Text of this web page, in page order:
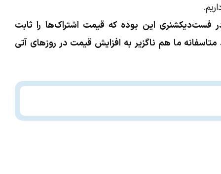
این بوده که قیمت اشتراک‌ها را ثابت
متاسفانه ما هم ناگزیر به افزایش قیمت در روزهای آتی